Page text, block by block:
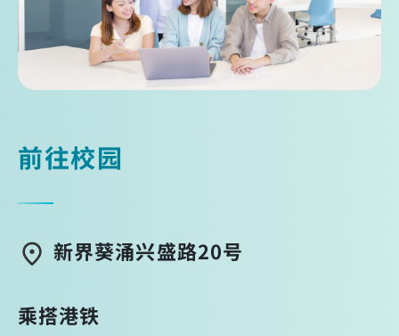
前往校园
新界葵涌兴盛路20号
乘搭港铁